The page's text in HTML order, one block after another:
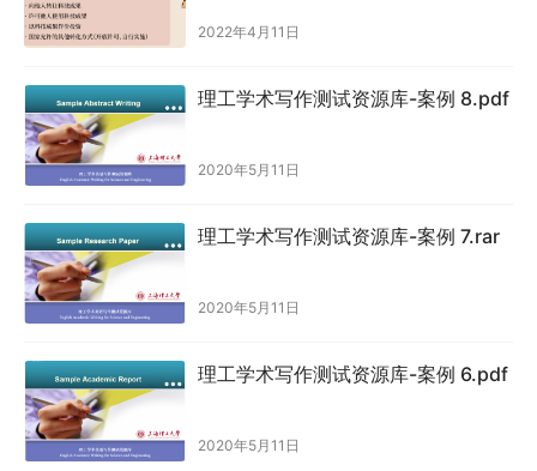
2022年4月11日
理工学术写作测试资源库-案例 8.pdf
2020年5月11日
理工学术写作测试资源库-案例 7.rar
2020年5月11日
理工学术写作测试资源库-案例 6.pdf
2020年5月11日